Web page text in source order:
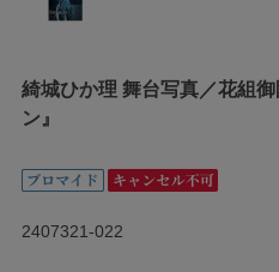
綺城ひか理 舞台写真／花組
ン』
2407321-022